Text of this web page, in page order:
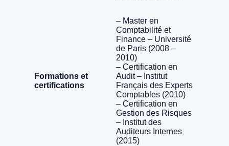
Formations et
certifications
– Master en
Comptabilité et
Finance – Université
de Paris (2008 –
2010)
– Certification en
Audit – Institut
Français des Experts
Comptables (2010)
– Certification en
Gestion des Risques
– Institut des
Auditeurs Internes
(2015)